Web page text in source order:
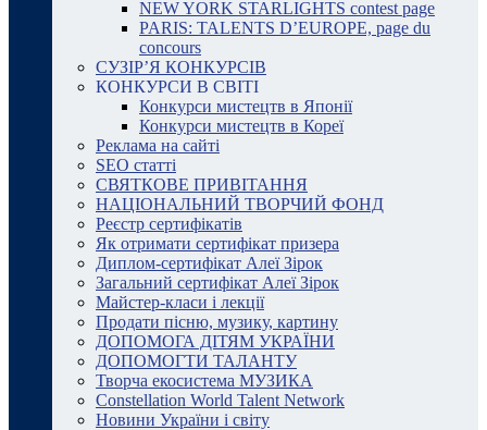
NEW YORK STARLIGHTS contest page
PARIS: TALENTS D’EUROPE, page du
concours
СУЗІР’Я КОНКУРСІВ
КОНКУРСИ В СВІТІ
Конкурси мистецтв в Японії
Конкурси мистецтв в Кореї
Реклама на сайті
SEO статті
СВЯТКОВЕ ПРИВІТАННЯ
НАЦІОНАЛЬНИЙ ТВОРЧИЙ ФОНД
Реєстр сертифікатів
Як отримати сертифікат призера
Диплом-сертифікат Алеї Зірок
Загальний сертифікат Алеї Зірок
Майстер-класи і лекції
Продати пісню, музику, картину
ДОПОМОГА ДІТЯМ УКРАЇНИ
ДОПОМОГТИ ТАЛАНТУ
Творча екосистема МУЗИКА
Constellation World Talent Network
Новини України і світу